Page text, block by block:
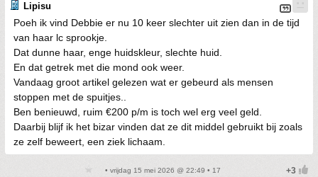
Lipisu
Poeh ik vind Debbie er nu 10 keer slechter uit zien dan in de tijd
van haar lc sprookje.
Dat dunne haar, enge huidskleur, slechte huid.
En dat getrek met die mond ook weer.
Vandaag groot artikel gelezen wat er gebeurd als mensen
stoppen met de spuitjes..
Ben benieuwd, ruim €200 p/m is toch wel erg veel geld.
Daarbij blijf ik het bizar vinden dat ze dit middel gebruikt bij zoals
ze zelf beweert, een ziek lichaam.
• vrijdag 15 mei 2026 @ 22:49 • 17